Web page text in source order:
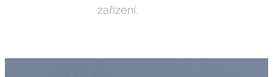
zařízení.